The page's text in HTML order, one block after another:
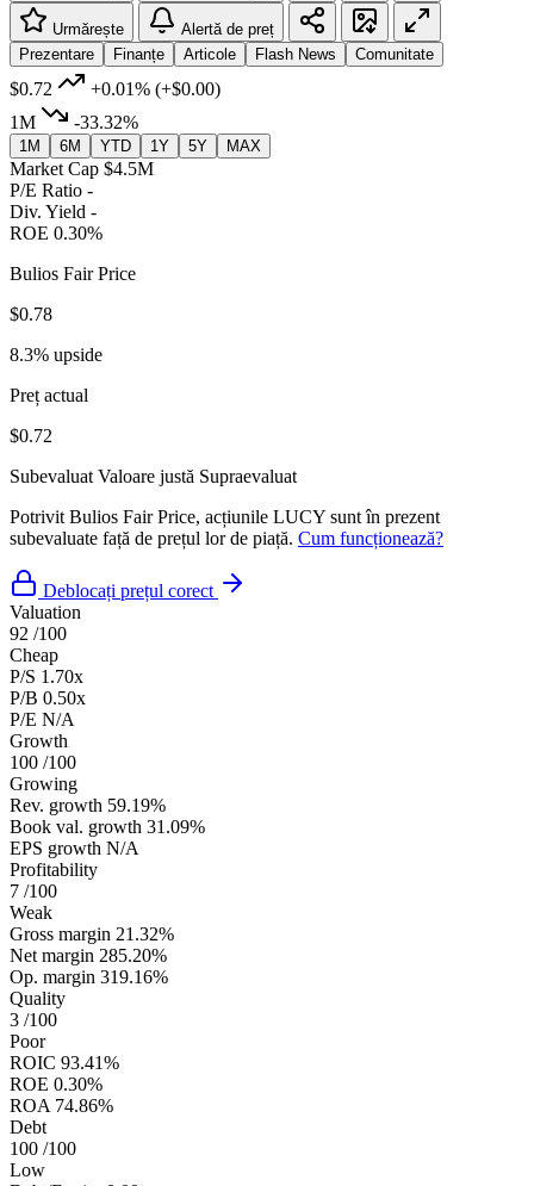
Urmărește
Alertă de preț
Prezentare
Finanțe Articole Flash News Comunitate
$0.72 +0.01% (+$0.00)
1M
-33.32%
1M 6M YTD 1Y 5Y MAX
Market Cap $4.5M
P/E Ratio -
Div. Yield -
ROE 0.30%
Bulios Fair Price
$0.78
8.3% upside
Preț actual
$0.72
Subevaluat Valoare justă Supraevaluat
Potrivit Bulios Fair Price, acțiunile LUCY sunt în prezent
subevaluate față de prețul lor de piață. Cum funcționează?
Deblocați prețul corect
Valuation
92 /100
Cheap
P/S 1.70x
P/B 0.50x
P/E N/A
Growth
100 /100
Growing
Rev. growth 59.19%
Book val. growth 31.09%
EPS growth N/A
Profitability
7 /100
Weak
Gross margin 21.32%
Net margin 285.20%
Op. margin 319.16%
Quality
3 /100
Poor
ROIC 93.41%
ROE 0.30%
ROA 74.86%
Debt
100 /100
Low